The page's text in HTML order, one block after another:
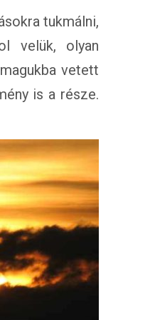
tukmálni,
velük, olyan
vetett
is a része.